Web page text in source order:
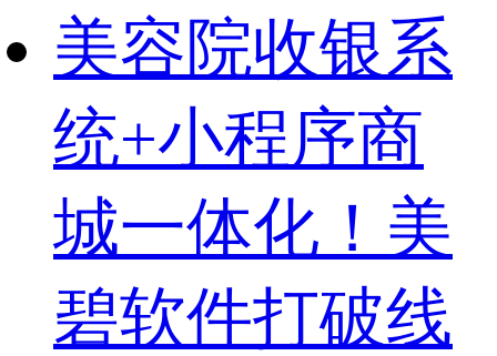
美容院收银系
统+小程序商
城一体化！美
碧软件打破线